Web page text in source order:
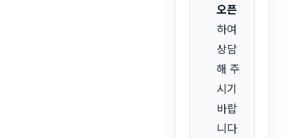
오픈
하여
상담
해 주
시기
바랍
니다